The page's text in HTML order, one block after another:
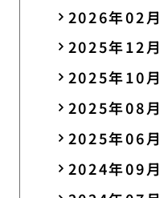
2026年02月
2025年12月
2025年10月
2025年08月
2025年06月
2024年09月